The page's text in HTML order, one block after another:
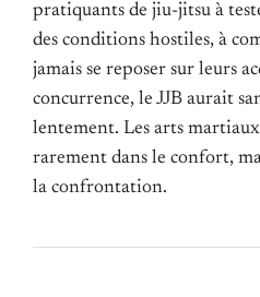
pratiquants de jiu-jitsu à
des conditions hostiles, à
jamais se reposer sur leurs
concurrence, le JJB aurait
lentement. Les arts
rarement dans le confort,
la confrontation.